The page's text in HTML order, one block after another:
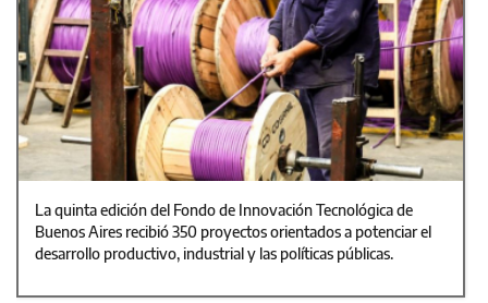
La quinta edición del Fondo de Innovación Tecnológica de
Buenos Aires recibió 350 proyectos orientados a potenciar el
desarrollo productivo, industrial y las políticas públicas.